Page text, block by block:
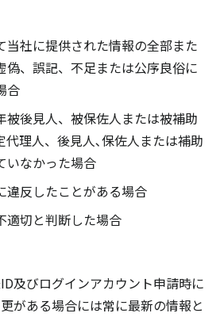
当社に提供された情報の全部また
偽、誤記、不足または公序良俗に
合
被後見人、被保佐人または被補助
代理人、後見人､保佐人または補助
いなかった場合
違反したことがある場合
適切と判断した場合
及びログインアカウント申請時に
がある場合には常に最新の情報と